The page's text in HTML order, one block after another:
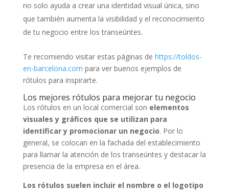
no solo ayuda a crear una identidad visual única, sino
que también aumenta la visibilidad y el reconocimiento
de tu negocio entre los transeúntes.
Te recomiendo visitar estas páginas de https://toldos-
en-barcelona.com para ver buenos ejemplos de
rótulos para inspirarte.
Los mejores rótulos para mejorar tu negocio
Los rótulos en un local comercial son elementos
visuales y gráficos que se utilizan para
identificar y promocionar un negocio. Por lo
general, se colocan en la fachada del establecimiento
para llamar la atención de los transeúntes y destacar la
presencia de la empresa en el área.
Los rótulos suelen incluir el nombre o el logotipo